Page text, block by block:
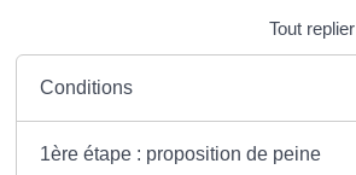
Tout replier
Conditions
1ère étape : proposition de peine